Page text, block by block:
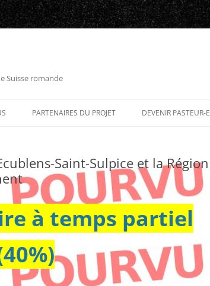
Suisse romande
PARTENAIRES DU PROJET DEVENIR PASTEUR-E
Saint-Sulpice et la Région
à temps partiel